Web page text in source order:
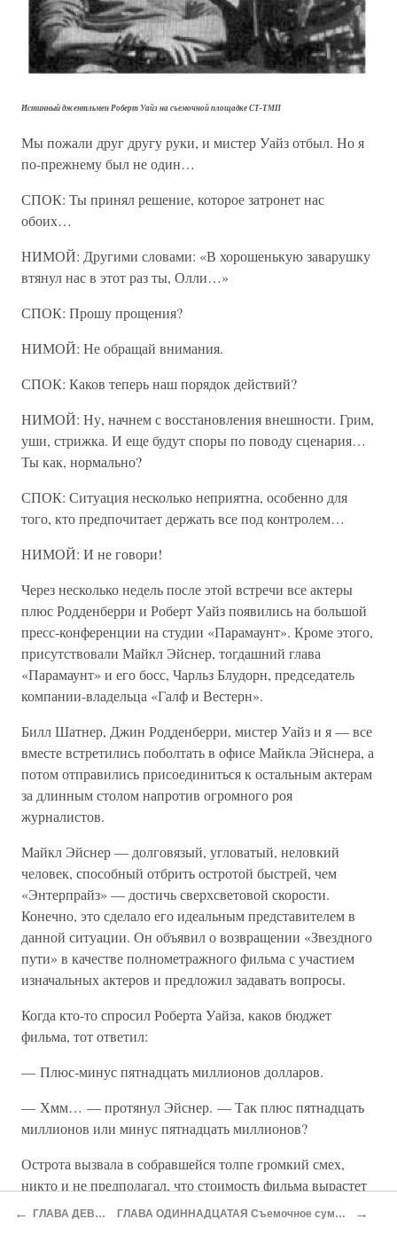
Истинный джентльмен Роберт Уайз на съемочной площадке СТ-ТМП
Мы пожали друг другу руки, и мистер Уайз отбыл. Но я
по-прежнему был не один…
СПОК: Ты принял решение, которое затронет нас
обоих…
НИМОЙ: Другими словами: «В хорошенькую заварушку
втянул нас в этот раз ты, Олли…»
СПОК: Прошу прощения?
НИМОЙ: Не обращай внимания.
СПОК: Каков теперь наш порядок действий?
НИМОЙ: Ну, начнем с восстановления внешности. Грим,
уши, стрижка. И еще будут споры по поводу сценария…
Ты как, нормально?
СПОК: Ситуация несколько неприятна, особенно для
того, кто предпочитает держать все под контролем…
НИМОЙ: И не говори!
Через несколько недель после этой встречи все актеры
плюс Родденберри и Роберт Уайз появились на большой
пресс-конференции на студии «Парамаунт». Кроме этого,
присутствовали Майкл Эйснер, тогдашний глава
«Парамаунт» и его босс, Чарльз Блудорн, председатель
компании-владельца «Галф и Вестерн».
Билл Шатнер, Джин Родденберри, мистер Уайз и я — все
вместе встретились поболтать в офисе Майкла Эйснера, а
потом отправились присоединиться к остальным актерам
за длинным столом напротив огромного роя
журналистов.
Майкл Эйснер — долговязый, угловатый, неловкий
человек, способный отбрить остротой быстрей, чем
«Энтерпрайз» — достичь сверхсветовой скорости.
Конечно, это сделало его идеальным представителем в
данной ситуации. Он объявил о возвращении «Звездного
пути» в качестве полнометражного фильма с участием
изначальных актеров и предложил задавать вопросы.
Когда кто-то спросил Роберта Уайза, каков бюджет
фильма, тот ответил:
— Плюс-минус пятнадцать миллионов долларов.
— Хмм… — протянул Эйснер. — Так плюс пятнадцать
миллионов или минус пятнадцать миллионов?
Острота вызвала в собравшейся толпе громкий смех,
никто и не предполагал, что стоимость фильма вырастет
до 45 миллионов!
← ГЛАВА ДЕВЯТАЯ Кризис личности ГЛАВА ОДИННАДЦАТАЯ Съемочное сумасшествие, или Если сегодня вторник, то это должен быть Пекин →